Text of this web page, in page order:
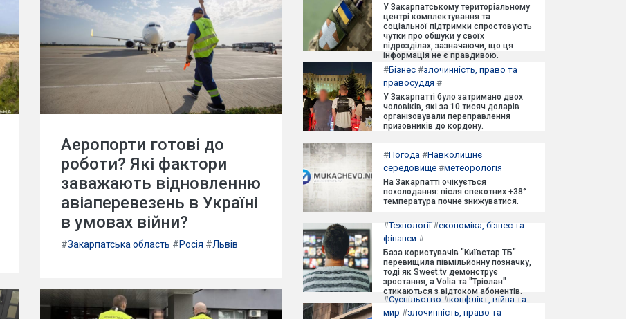
Аеропорти готові до
роботи? Які фактори
заважають відновленню
авіаперевезень в Україні
в умовах війни?
#Закарпатська область #Росія #Львів
У Закарпатському територіальному
центрі комплектування та
соціальної підтримки спростовують
чутки про обшуки у своїх
підрозділах, зазначаючи, що ця
інформація не є правдивою.
#Бізнес #злочинність, право та
правосуддя #
У Закарпатті було затримано двох
чоловіків, які за 10 тисяч доларів
організовували переправлення
призовників до кордону.
#Погода #Навколишнє
середовище #метеорологія
На Закарпатті очікується
похолодання: після спекотних +38°
температура почне знижуватися.
#Технології#економіка, бізнес та
фінанси #
База користувачів "Київстар ТБ"
перевищила півмільйонну позначку,
тоді як Sweet.tv демонструє
зростання, а Volia та "Тріолан"
стикаються з відтоком абонентів.
#Суспільство #конфлікт, війна та
мир #злочинність, право та